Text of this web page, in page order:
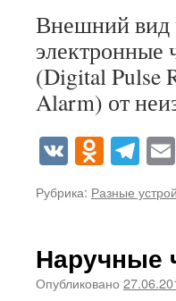
Внешний вид
электронные
(Digital Pulse
Alarm) от
VK
Рубрика: Разные
Наручные
Опубликовано